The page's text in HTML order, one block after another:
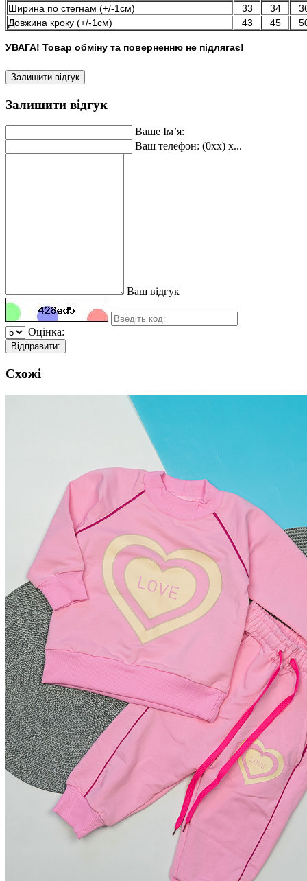
Ширина по стегнам (+/-1см) 33 34
Довжина кроку (+/-1см)
43 45
УВАГА! Товар обміну та поверненню не підлягає!
Залишити відгук
Залишити відгук
Ваше Ім’я:
Ваш телефон: (0xx) x...
Ваш відгук
Оцінка:
Відправити:
Схожі